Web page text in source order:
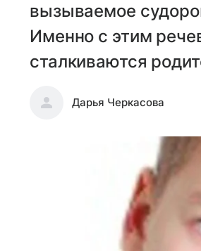
вызываемое
Именно с этим
сталкиваются
Дарья Черкасова